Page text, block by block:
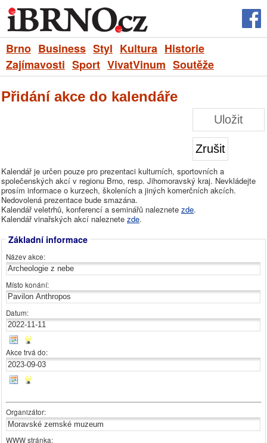
Brno Business Styl Kultura Historie
Zajímavosti Sport VivatVinum Soutěže
Přidání akce do kalendáře
Uložit
Zrušit
Kalendář je určen pouze pro prezentaci kulturních, sportovních a
společenských akcí v regionu Brno, resp. Jihomoravský kraj. Nevkládejte
prosím informace o kurzech, školeních a jiných komerčních akcích.
Nedovolená prezentace bude smazána.
Kalendář veletrhů, konferencí a seminářů naleznete zde.
Kalendář vinařských akcí naleznete zde.
Základní informace
Název akce:
Místo konání:
Datum:
Akce trvá do:
Organizátor:
WWW stránka: